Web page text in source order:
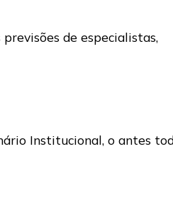
de especialistas,
Institucional, o antes